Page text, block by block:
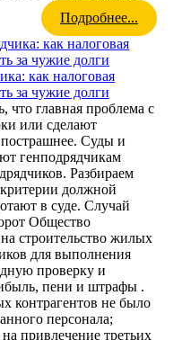
Подробнее...
как налоговая
за чужие долги
главная проблема с
или сделают
пострашнее. Суды и
генподрядчикам
Разбираем
должной
в суде. Случай
Общество
строительство жилых
для выполнения
проверку и
пени и штрафы .
контрагентов не было
персонала;
привлечение третьих